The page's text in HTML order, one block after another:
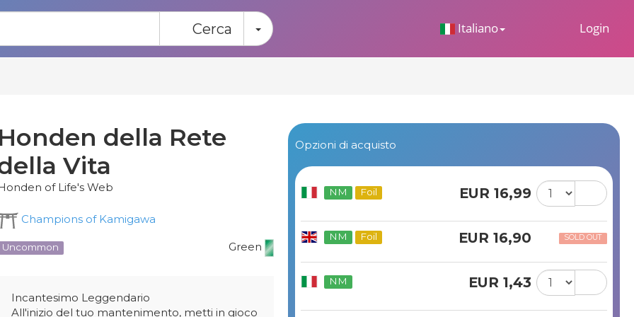
Italiano Login
Cerca Toggle Dropdown
della Rete
Vita
of Life's Web
Champions of Kamigawa
Uncommon Green
Incantesimo Leggendario
All'inizio del tuo mantenimento, metti in gioco
Opzioni di acquisto
NM Foil EUR 16,99
NM Foil EUR 16,90 SOLD OUT
NM EUR 1,43